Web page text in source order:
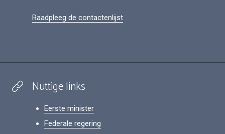
Raadpleeg de contactenlijst
Nuttige links
Eerste minister
Federale regering